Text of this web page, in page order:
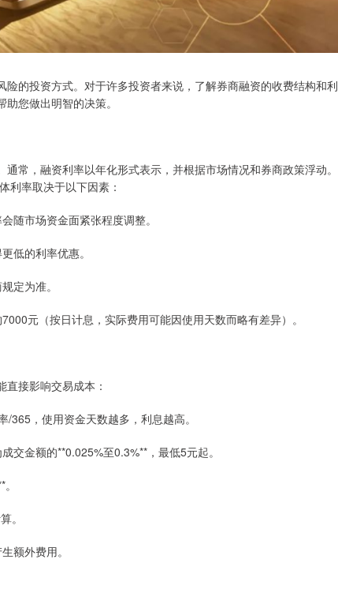
的投资方式。对于许多投资者来说，了解券商融资的收费结构和利
您做出明智的决策。
常，融资利率以年化形式表示，并根据市场情况和券商政策浮动。
利率取决于以下因素：
随市场资金面紧张程度调整。
低的利率优惠。
定为准。
元（按日计息，实际费用可能因使用天数而略有差异）。
接影响交易成本：
365，使用资金天数越多，利息越高。
交金额的**0.025%至0.3%**，最低5元起。
。
额外费用。